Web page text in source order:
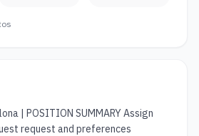
| POSITION SUMMARY Assign
request and preferences